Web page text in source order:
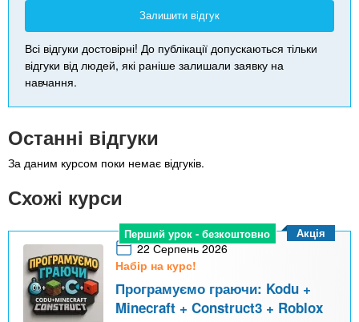
Залишити відгук
Всі відгуки достовірні! До публікації допускаються тільки
відгуки від людей, які раніше залишали заявку на
навчання.
Останні відгуки
За даним курсом поки немає відгуків.
Схожі курси
Перший урок - безкоштовно
22 Серпень 2026
Набір на курс!
Програмуємо граючи: Kodu +
Minecraft + Construct3 + Roblox
Акція